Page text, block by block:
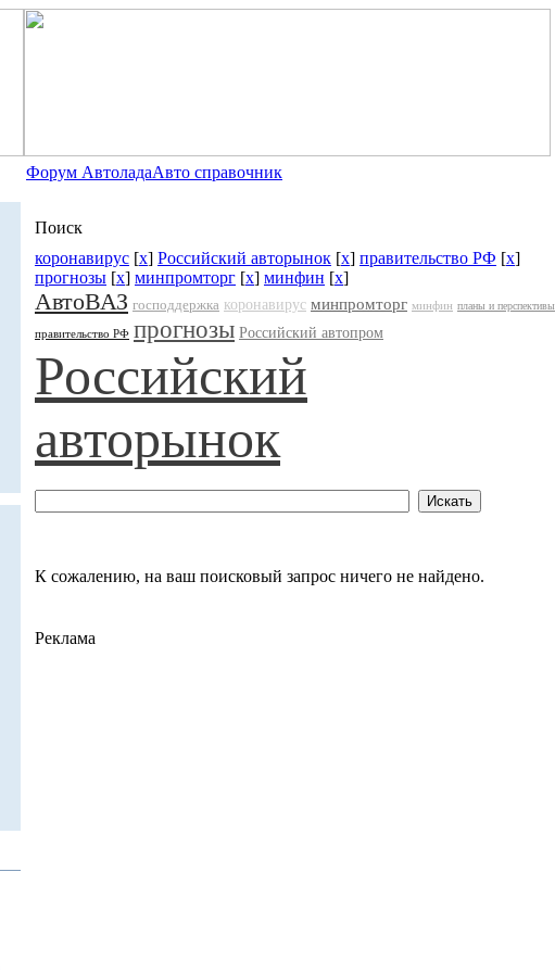
Форум АвтоладаАвто справочник
Поиск
коронавирус [x] Российский авторынок [x] правительство РФ [x]
прогнозы [x] минпромторг [x] минфин [x]
АвтоВАЗ господдержка коронавирус минпромторг минфин планы и перспективы
правительство РФ прогнозы Российский автопром
Российский
авторынок
К сожалению, на ваш поисковый запрос ничего не найдено.
Реклама